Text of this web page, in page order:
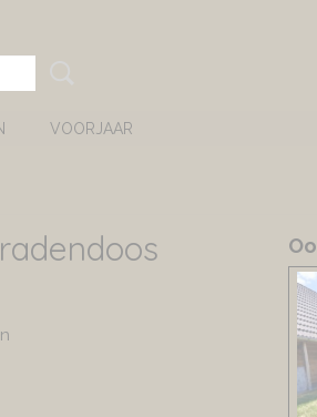
VOORJAAR